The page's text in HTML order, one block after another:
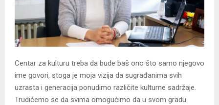
Centar za kulturu treba da bude baš ono što samo njegovo
ime govori, stoga je moja vizija da sugrađanima svih
uzrasta i generacija ponudimo različite kulturne sadržaje.
Trudićemo se da svima omogućimo da u svom gradu